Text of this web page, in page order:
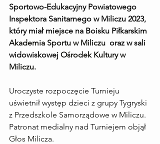
Sportowo-Edukacyjny Powiatowego
Inspektora Sanitarnego w Miliczu 2023,
który miał miejsce na Boisku Piłkarskim
Akademia Sportu w Miliczu oraz w sali
widowiskowej Ośrodek Kultury w
Miliczu.
Uroczyste rozpoczęcie Turnieju
uświetnił występ dzieci z grupy Tygryski
z Przedszkole Samorządowe w Miliczu.
Patronat medialny nad Turniejem objął
Głos Milicza.